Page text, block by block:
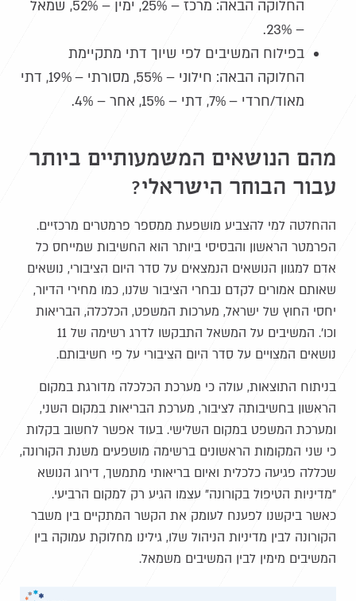
החלוקה הבאה: מרכז – 25%, ימין – 52%, שמאל
– 23%.
בפילוח המשיבים לפי שיוך דתי מתקיימת
החלוקה הבאה: חילוני – 55%, מסורתי – 19%, דתי
מאוד/חרדי – 7%, דתי – 15%, אחר – 4%.
מהם הנושאים המשמעותיים ביותר
עבור הבוחר הישראלי?
ההחלטה למי להצביע מושפעת ממספר פרמטרים מרכזיים.
הפרמטר הראשון והבסיסי ביותר הוא החשיבות שמייחס כל
אדם למגוון הנושאים הנמצאים על סדר היום הציבורי, נושאים
שאותם אמורים לקדם נבחרי הציבור שלנו, כמו מחירי הדיור,
יחסי החוץ של ישראל, מערכות המשפט, הכלכלה, הבריאות
וכו'. המשיבים על המשאל התבקשו לדרג רשימה של 11
נושאים המצויים על סדר היום הציבורי על פי חשיבותם.
בניתוח התוצאות, עולה כי מערכת הכלכלה מדורגת במקום
הראשון בחשיבותה לציבור, מערכת הבריאות במקום השני,
ומערכת המשפט במקום השלישי. בעוד אפשר לחשוב בקלות
כי שני המקומות הראשונים ברשימה מושפעים משנת הקורונה,
שכללה פגיעה כלכלית ואיום בריאותי מתמשך, דירוג הנושא
"מדיניות הטיפול בקורונה" עצמו הגיע רק למקום הרביעי.
כאשר ביקשנו לפענח לעומק את הקשר המתקיים בין משבר
הקורונה לבין מדיניות הניהול שלו, גילינו מחלוקת עמוקה בין
המשיבים מימין לבין המשיבים משמאל.